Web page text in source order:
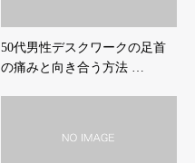
50代男性デスクワークの足首
の痛みと向き合う方法 …